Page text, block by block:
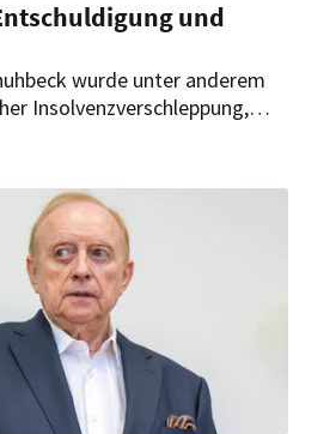
und
wurde unter anderem
Insolvenzverschleppung,